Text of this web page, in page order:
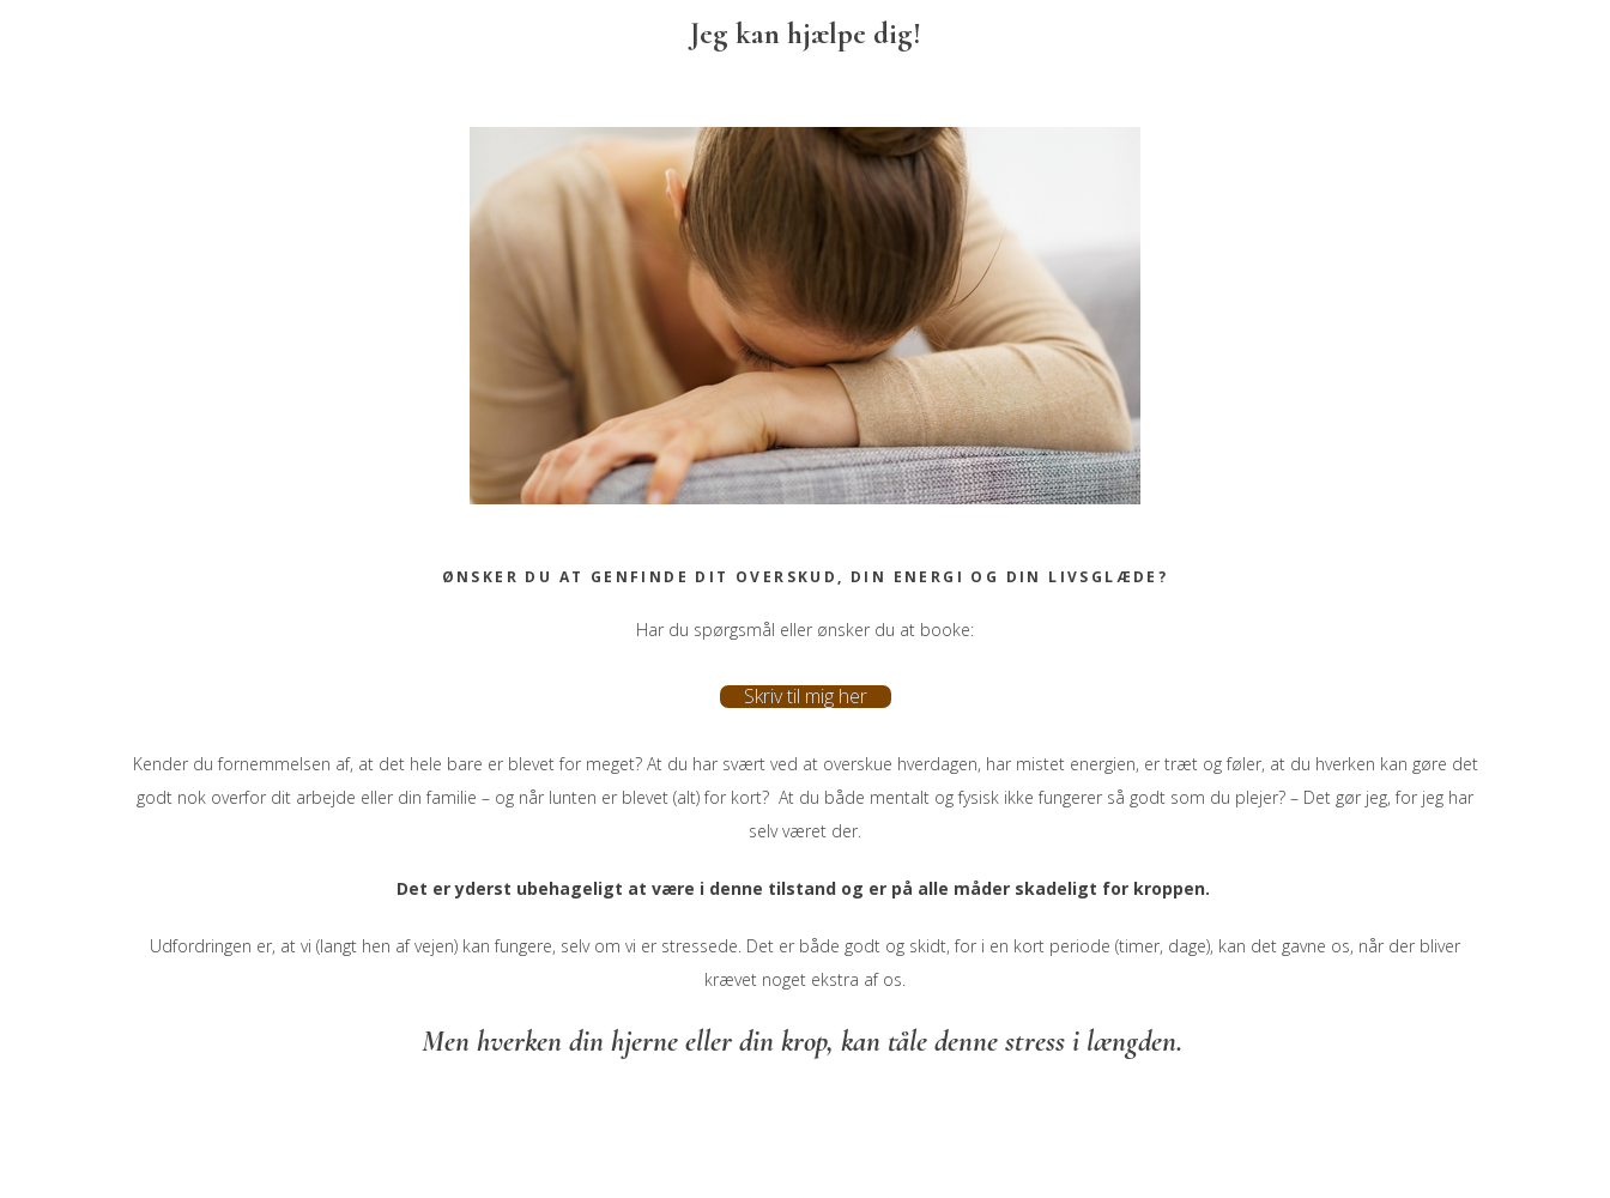
Jeg kan hjælpe dig!
ØNSKER DU AT GENFINDE DIT OVERSKUD, DIN ENERGI OG DIN LIVSGLÆDE?
Har du spørgsmål eller ønsker du at booke:
Skriv til mig her
Kender du fornemmelsen af, at det hele bare er blevet for meget? At du har svært ved at overskue hverdagen, har mistet energien, er træt og føler, at du hverken kan gøre det
godt nok overfor dit arbejde eller din familie – og når lunten er blevet (alt) for kort? At du både mentalt og fysisk ikke fungerer så godt som du plejer? – Det gør jeg, for jeg har
selv været der.
Det er yderst ubehageligt at være i denne tilstand og er på alle måder skadeligt for kroppen.
Udfordringen er, at vi (langt hen af vejen) kan fungere, selv om vi er stressede. Det er både godt og skidt, for i en kort periode (timer, dage), kan det gavne os, når der bliver
krævet noget ekstra af os.
Men hverken din hjerne eller din krop, kan tåle denne stress i længden.